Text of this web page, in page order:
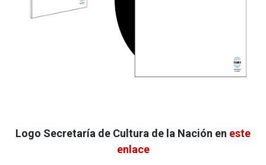
Logo Secretaría de Cultura de la Nación en este
enlace